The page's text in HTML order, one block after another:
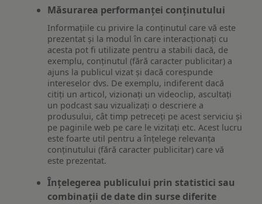
Măsurarea performanței conținutului
Informațiile cu privire la conținutul care vă este
prezentat și la modul în care interacționați cu
acesta pot fi utilizate pentru a stabili dacă, de
exemplu, conținutul (fără caracter publicitar) a
ajuns la publicul vizat și dacă corespunde
intereselor dvs. De exemplu, indiferent dacă
citiți un articol, vizionați un videoclip, ascultați
un podcast sau vizualizați o descriere a
produsului, cât timp petreceți pe acest serviciu și
pe paginile web pe care le vizitați etc. Acest lucru
este foarte util pentru a înțelege relevanța
conținutului (fără caracter publicitar) care vă
este prezentat.
Înțelegerea publicului prin statistici sau
combinații de date din surse diferite